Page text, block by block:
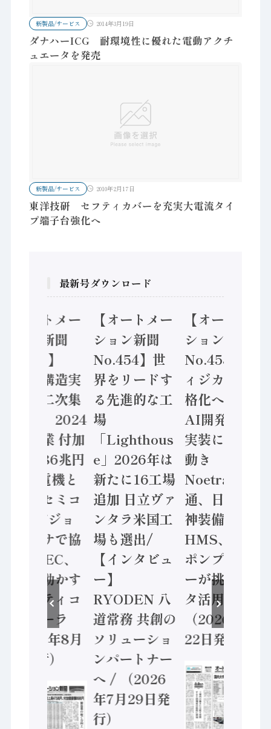
新製品/サービス 2014年3月19日
ダナハーICG 耐環境性に優れた電動アクチ
ュエータを発売
新製品/サービス 2010年2月17日
東洋技研 セフティカバーを充実大電流タイ
プ端子台強化へ
最新号ダウンロード
【オートメー
ション新聞
No.455】
「経済構造実
態調査二次集
計結果」2024
年製造業 付加
価値額86兆円
/ 三菱電機と
ソニーセミコ
ン AIビジョ
ンセンサで協
業 / IDEC、
安全に動かす
セーフティコ
ントローラ
（2026年8月
5日発行）
【オートメー
ション新聞
No.454】世
界をリードす
る先進的な工
場
「Lighthous
e」2026年は
新たに16工場
追加 日立ヴァ
ンタラ米国工
場も選出/
【インタビュ
ー】
RYODEN 八
道常務 共創の
ソリューショ
ンパートナー
へ / （2026
年7月29日発
行）
【オートメー
ション新聞
No.453】フ
ィジカルAI本
格化へ 国産
AI開発や社会
実装に活発な
動き
Noetra、富士
通、日立 / 兵
神装備 ×
HMS、老舗
ポンプメーカ
ーが挑むデー
タ活用 など
（2026年7月
22日発行）